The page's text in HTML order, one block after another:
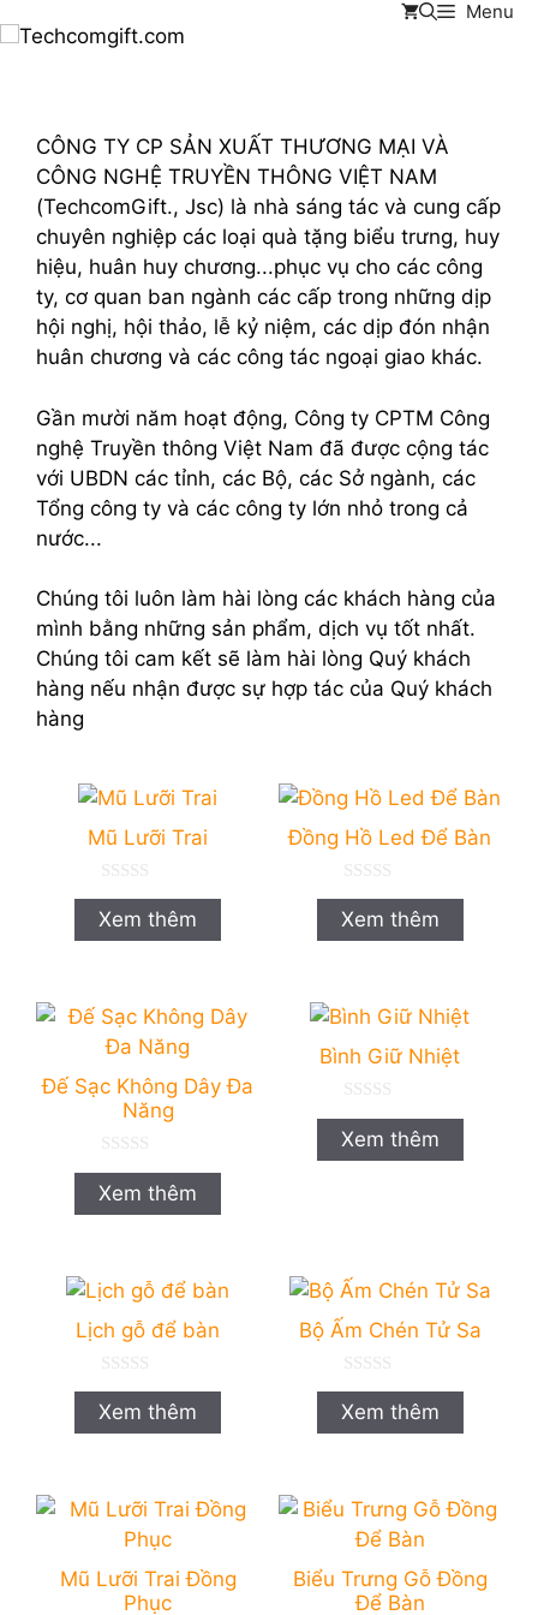
đến
Menu
CÔNG TY CP SẢN XUẤT THƯƠNG MẠI VÀ
CÔNG NGHỆ TRUYỀN THÔNG VIỆT NAM
(TechcomGift., Jsc) là nhà sáng tác và cung cấp
chuyên nghiệp các loại quà tặng biểu trưng, huy
hiệu, huân huy chương...phục vụ cho các công
ty, cơ quan ban ngành các cấp trong những dịp
hội nghị, hội thảo, lễ kỷ niệm, các dịp đón nhận
huân chương và các công tác ngoại giao khác.
Gần mười năm hoạt động, Công ty CPTM Công
nghệ Truyền thông Việt Nam đã được cộng tác
với UBDN các tỉnh, các Bộ, các Sở ngành, các
Tổng công ty và các công ty lớn nhỏ trong cả
nước...
Chúng tôi luôn làm hài lòng các khách hàng của
mình bằng những sản phẩm, dịch vụ tốt nhất.
Chúng tôi cam kết sẽ làm hài lòng Quý khách
hàng nếu nhận được sự hợp tác của Quý khách
hàng
Mũ Lưỡi Trai
0
n
g
o
Xem thêm
Đồng Hồ Led Để Bàn
0
n
g
o
Xem thêm
Đế Sạc Không Dây Đa
Năng
0
n
g
o
Xem thêm
Bình Giữ Nhiệt
0
n
g
o
Xem thêm
Lịch gỗ để bàn
0
n
g
o
Xem thêm
Bộ Ấm Chén Tử Sa
0
n
g
o
Xem thêm
Mũ Lưỡi Trai Đồng
Phục
Biểu Trưng Gỗ Đồng
Để Bàn